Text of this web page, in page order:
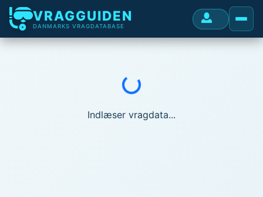
VRAGGUIDEN
DANMARKS VRAGDATABASE
Indlæser...
Indlæser vragdata...